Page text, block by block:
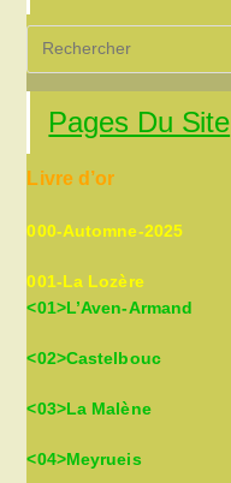
Pages Du Site
Livre d’or
000-Automne-2025
001-La Lozère
<01>L’Aven-Armand
<02>Castelbouc
<03>La Malène
<04>Meyrueis